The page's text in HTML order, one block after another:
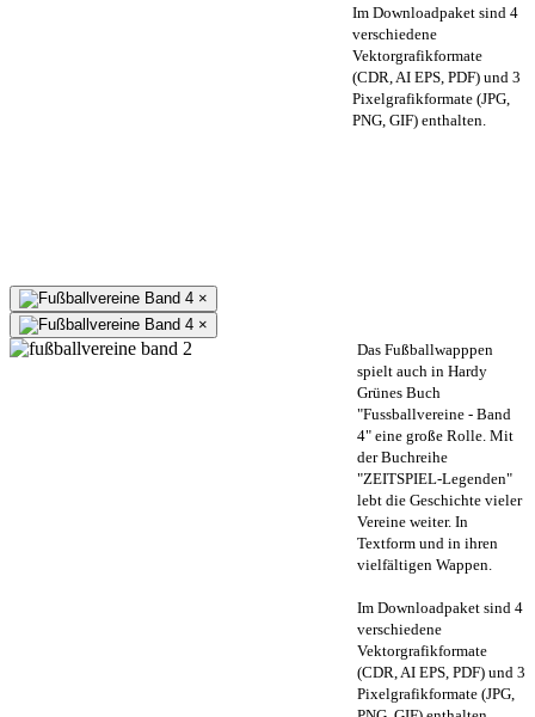
Im Downloadpaket sind 4
verschiedene
Vektorgrafikformate
(CDR, AI EPS, PDF) und 3
Pixelgrafikformate (JPG,
PNG, GIF) enthalten.
×
×
Das Fußballwapppen
spielt auch in Hardy
Grünes Buch
"Fussballvereine - Band
4" eine große Rolle. Mit
der Buchreihe
"ZEITSPIEL-Legenden"
lebt die Geschichte vieler
Vereine weiter. In
Textform und in ihren
vielfältigen Wappen.
Im Downloadpaket sind 4
verschiedene
Vektorgrafikformate
(CDR, AI EPS, PDF) und 3
Pixelgrafikformate (JPG,